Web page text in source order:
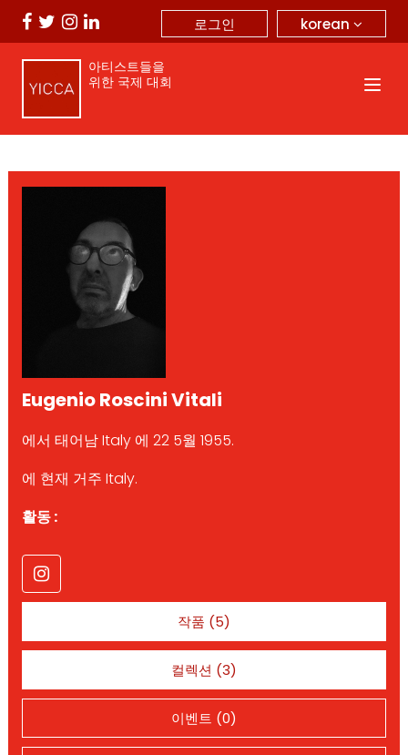
korean
로그인
아티스트들을
위한 국제 대회
Eugenio Roscini Vitali
에서 태어남 Italy 에 22 5월 1955.
에 현재 거주 Italy.
활동 :
작품 (5)
컬렉션 (3)
이벤트 (0)